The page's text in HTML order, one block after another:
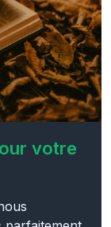
votre